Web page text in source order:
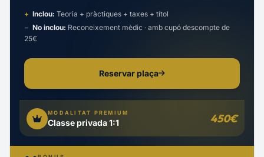
+ Inclou: Teoria + pràctiques + taxes + títol
− No inclou: Reconeixement mèdic · amb cupó descompte de
25€
Reservar plaça
MODALITAT PREMIUM
Classe privada 1:1 450€